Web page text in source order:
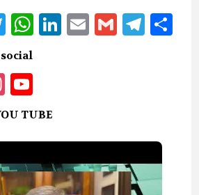
Twitter
WhatsApp
LinkedIn
EmailGmail
social
Instagram
YouTube
TUBE